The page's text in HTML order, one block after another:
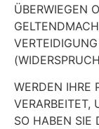
ÜBERWIEGEN
WERDEN IHRE
VERARBEITET,
SO HABEN SIE